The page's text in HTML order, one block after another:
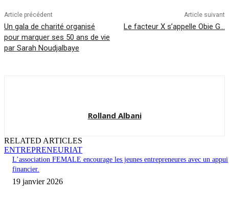
Article précédent
Un gala de charité organisé
pour marquer ses 50 ans de vie
par Sarah Noudjalbaye
Article suivant
Le facteur X s’appelle Obie G…
Rolland Albani
RELATED ARTICLES
ENTREPRENEURIAT
L’association FEMALE encourage les jeunes entrepreneures avec un appui
financier.
19 janvier 2026